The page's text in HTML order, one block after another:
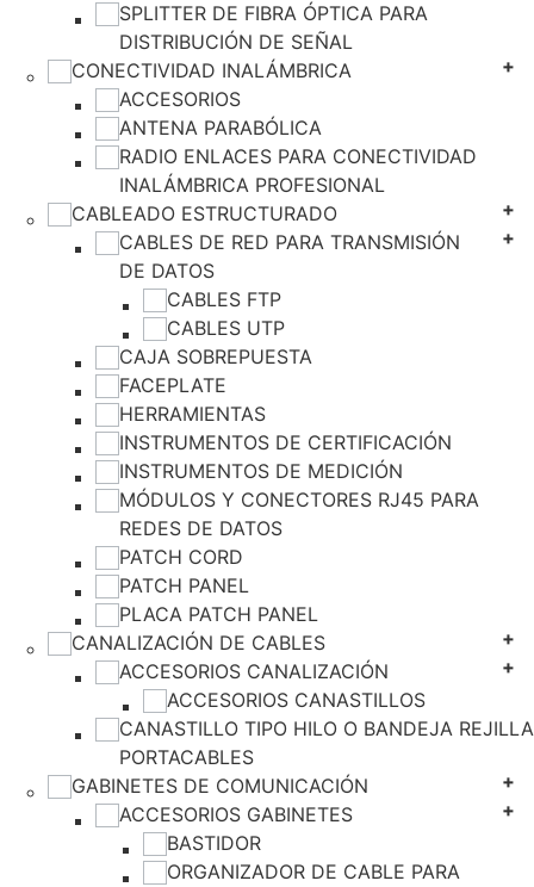
SPLITTER DE FIBRA ÓPTICA PARA
DISTRIBUCIÓN DE SEÑAL
CONECTIVIDAD INALÁMBRICA
ACCESORIOS
ANTENA PARABÓLICA
RADIO ENLACES PARA CONECTIVIDAD
INALÁMBRICA PROFESIONAL
CABLEADO ESTRUCTURADO
CABLES DE RED PARA TRANSMISIÓN
DE DATOS
CABLES FTP
CABLES UTP
CAJA SOBREPUESTA
FACEPLATE
HERRAMIENTAS
INSTRUMENTOS DE CERTIFICACIÓN
INSTRUMENTOS DE MEDICIÓN
MÓDULOS Y CONECTORES RJ45 PARA
REDES DE DATOS
PATCH CORD
PATCH PANEL
PLACA PATCH PANEL
CANALIZACIÓN DE CABLES
ACCESORIOS CANALIZACIÓN
ACCESORIOS CANASTILLOS
CANASTILLO TIPO HILO O BANDEJA REJILLA
PORTACABLES
GABINETES DE COMUNICACIÓN
ACCESORIOS GABINETES
BASTIDOR
ORGANIZADOR DE CABLE PARA